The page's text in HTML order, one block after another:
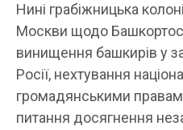
Нині грабіжницька
Москви щодо
винищення башкирів у
Росії, нехтування
громадянськими
питання досягнення